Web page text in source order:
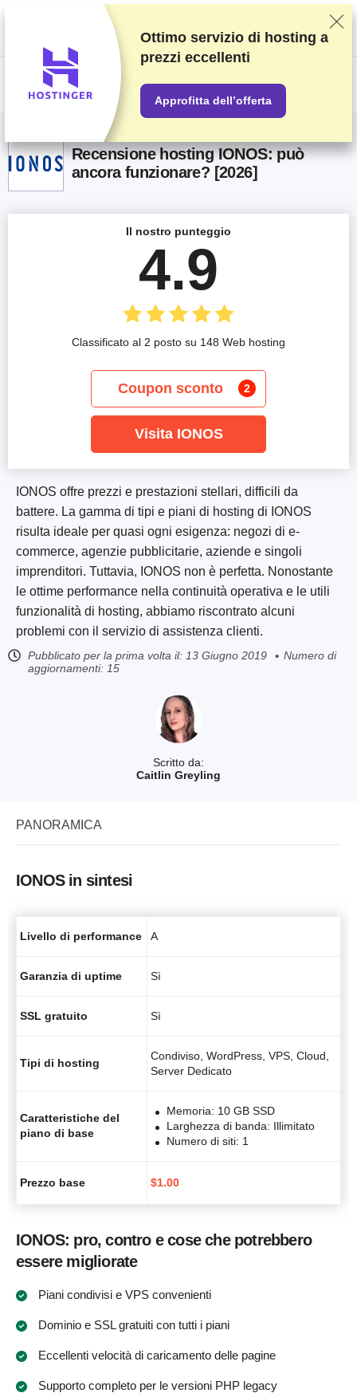
Classifichiamo i fornitori in base a test e ricerche rigorosi, ma teniamo
anche in considerazione la tua opinione e i nostri accordi commerciali con
gli stessi fornitori. Questa pagina contiene link di affiliazione.Informativa
sulla pubblicità
US$
Recensione hosting IONOS: può
ancora funzionare? [2026]
Scritto da:
Caitlin Greyling
IONOS offre prezzi e prestazioni stellari, difficili da
battere. La gamma di tipi e piani di hosting di IONOS
risulta ideale per quasi ogni esigenza: negozi di e-
commerce, agenzie pubblicitarie, aziende e singoli
imprenditori. Tuttavia, IONOS non è perfetta. Nonostante
le ottime performance nella continuità operativa e le utili
funzionalità di hosting, abbiamo riscontrato alcuni
problemi con il servizio di assistenza clienti.
Pubblicato per la prima volta il: 13 Giugno 2019
Numero di
aggiornamenti: 15
Il nostro punteggio
4.9
Classificato al 2 posto su 148 Web hosting
Coupon sconto 2
Visita IONOS
PANORAMICA
IONOS in sintesi
Livello di performance A
Garanzia di uptime Sì
SSL gratuito Sì
Tipi di hosting
Condiviso, WordPress, VPS, Cloud,
Server Dedicato
Caratteristiche del
piano di base
Memoria: 10 GB SSD
Larghezza di banda: Illimitato
Numero di siti: 1
Prezzo base $1.00
IONOS: pro, contro e cose che potrebbero
essere migliorate
Piani condivisi e VPS convenienti
Dominio e SSL gratuiti con tutti i piani
Eccellenti velocità di caricamento delle pagine
Supporto completo per le versioni PHP legacy
Ottimo servizio di hosting a
prezzi eccellenti
Approfitta dell’offerta